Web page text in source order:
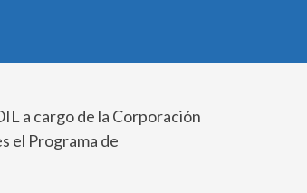
a cargo de la Corporación
el Programa de